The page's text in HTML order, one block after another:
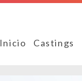
Inicio Castings